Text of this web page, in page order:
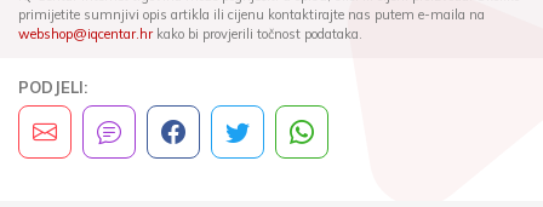
primijetite sumnjivi opis artikla ili cijenu kontaktirajte nas putem e-maila na
webshop@iqcentar.hrkako bi provjerili točnost podataka.
PODJELI: